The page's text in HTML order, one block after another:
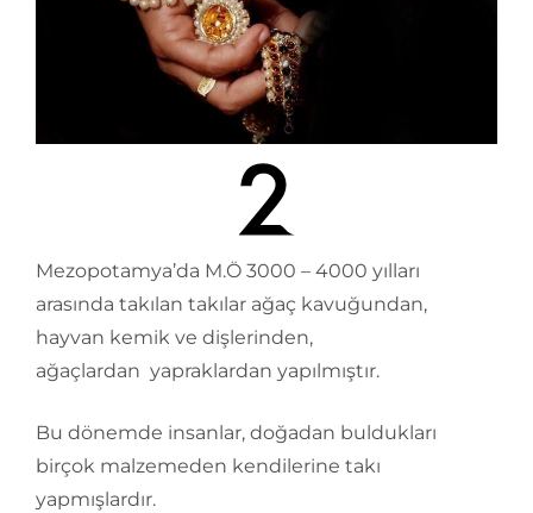
Mezopotamya’da M.Ö 3000 – 4000 yılları
arasında takılan takılar ağaç kavuğundan,
hayvan kemik ve dişlerinden,
ağaçlardan yapraklardan yapılmıştır.
Bu dönemde insanlar, doğadan buldukları
birçok malzemeden kendilerine takı
yapmışlardır.